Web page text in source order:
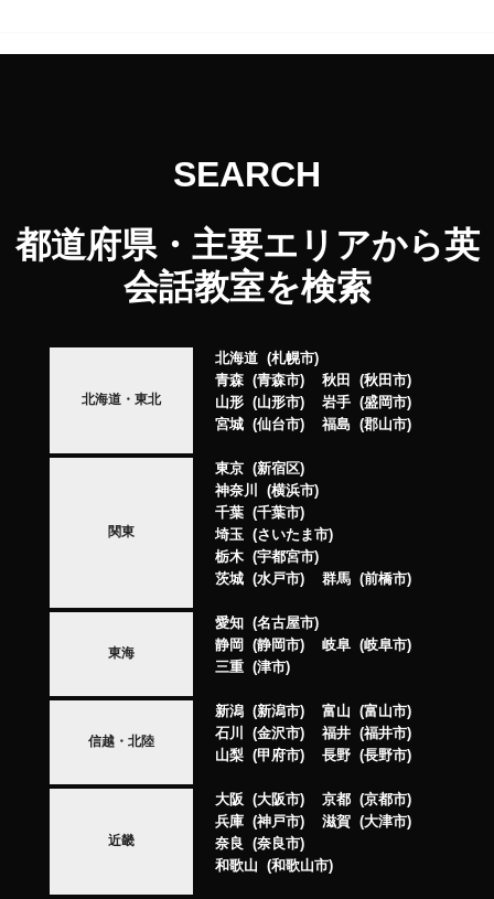
SEARCH
都道府県・主要エリアから英
会話教室を検索
北海道・東北
北海道
札幌市
青森
青森市 秋田
秋田市
山形
山形市 岩手
盛岡市
宮城
仙台市 福島 郡山市
関東
東京
新宿区
神奈川
横浜市
千葉
千葉市
埼玉
さいたま市
栃木
宇都宮市
茨城
水戸市 群馬 前橋市
東海
愛知
名古屋市
静岡
静岡市 岐阜
岐阜市
三重
津市
信越・北陸
新潟 新潟市 富山
富山市
石川
金沢市 福井
福井市
山梨
甲府市 長野 長野市
近畿
大阪 大阪市 京都
京都市
兵庫
神戸市 滋賀
大津市
奈良
奈良市
和歌山
和歌山市